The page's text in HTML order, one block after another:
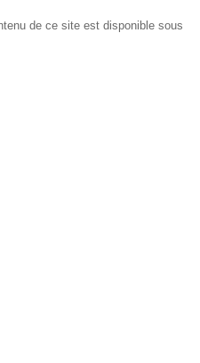
de ce site est disponible sous